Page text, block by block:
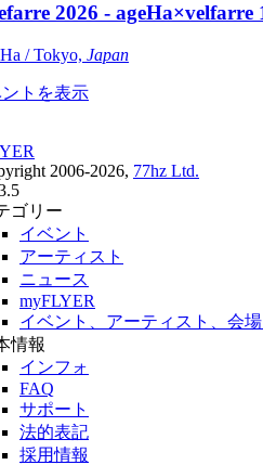
2026 -
/ Tokyo, Japan
トを表示
2006-2026, 77hz Ltd.
ゴリー
イベント
アーティスト
ニュース
myFLYER
イベント、アーティスト、会
情報
インフォ
FAQ
サポート
法的表記
採用情報